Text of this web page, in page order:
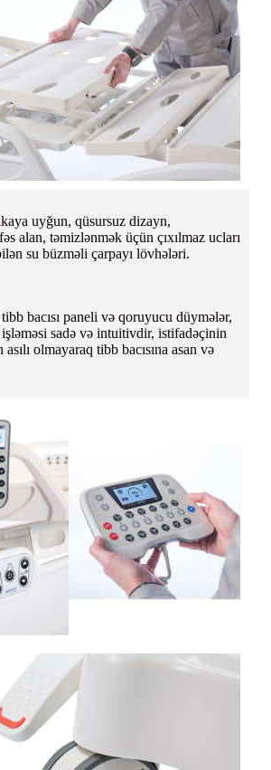
uyğun, qüsursuz dizayn,
alan, təmizlənmək üçün çıxılmaz ucları
su büzməli çarpayı lövhələri.
bacısı paneli və qoruyucu düymələr,
sadə və intuitivdir, istifadəçinin
asılı olmayaraq tibb bacısına asan və